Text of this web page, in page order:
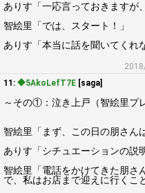
ありす「一応言っておきますが
智絵里「では、スタート！」
ありす「本当に話を聞いてくれ
11: ◆5AkoLefT7E [saga]
～その①：泣き上戸（智絵里プ
智絵里「まず、この日の朋さん
ありす「シチュエーションの
智絵里「電話をかけてきた朋さ
で、私はお店まで迎えに行くこ